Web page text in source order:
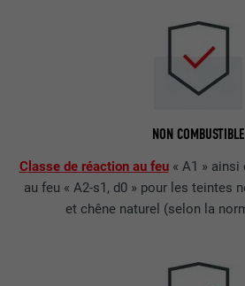
NON COMBUSTIBLE
Classe de réaction au feu« A1 » ainsi
au feu « A2-s1, d0 » pour les teintes
et chêne naturel (selon la